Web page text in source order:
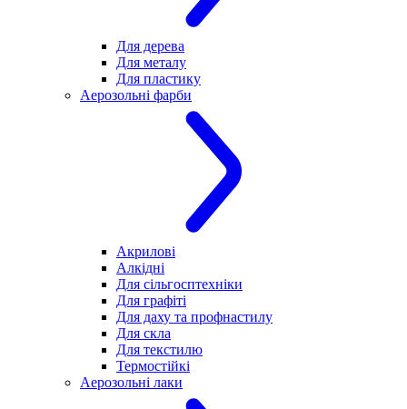
Для дерева
Для металу
Для пластику
Аерозольні фарби
Акрилові
Алкідні
Для cільгосптехніки
Для графіті
Для даху та профнастилу
Для скла
Для текстилю
Термостійкі
Аерозольні лаки